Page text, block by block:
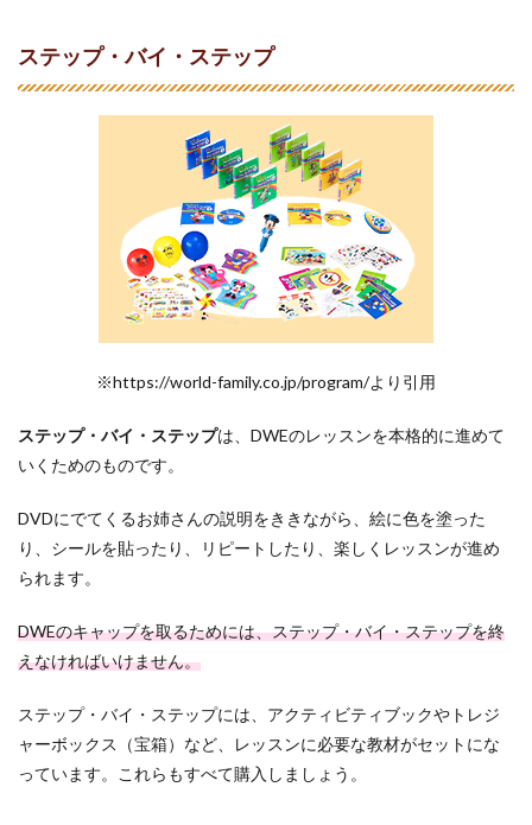
ステップ・バイ・ステップ
※https://world-family.co.jp/program/より引用
ステップ・バイ・ステップは、DWEのレッスンを本格的に進めて
いくためのものです。
DVDにでてくるお姉さんの説明をききながら、絵に色を塗った
り、シールを貼ったり、リピートしたり、楽しくレッスンが進め
られます。
DWEのキャップを取るためには、ステップ・バイ・ステップを終
えなければいけません。
ステップ・バイ・ステップには、アクティビティブックやトレジ
ャーボックス（宝箱）など、レッスンに必要な教材がセットにな
っています。これらもすべて購入しましょう。